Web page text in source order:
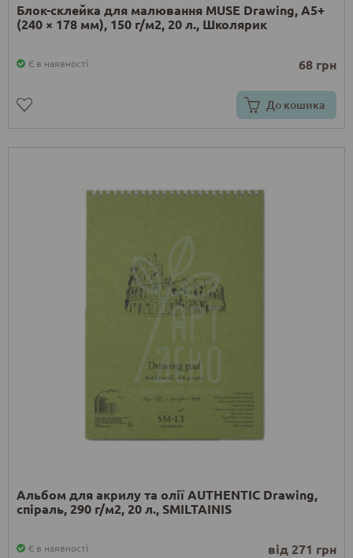
Блок-склейка для малювання MUSE Drawing, А5+
(240 × 178 мм), 150 г/м2, 20 л., Школярик
Є в наявності 68 грн
До кошика
Альбом для акрилу та олії AUTHENTIC Drawing,
спіраль, 290 г/м2, 20 л., SMILTAINIS
Є в наявності від 271 грн